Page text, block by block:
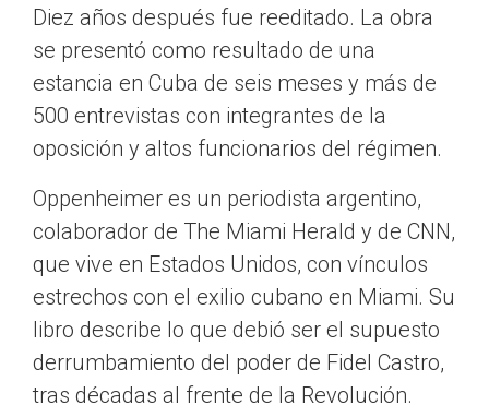
Diez años después fue reeditado. La obra
se presentó como resultado de una
estancia en Cuba de seis meses y más de
500 entrevistas con integrantes de la
oposición y altos funcionarios del régimen.
Oppenheimer es un periodista argentino,
colaborador de The Miami Herald y de CNN,
que vive en Estados Unidos, con vínculos
estrechos con el exilio cubano en Miami. Su
libro describe lo que debió ser el supuesto
derrumbamiento del poder de Fidel Castro,
tras décadas al frente de la Revolución.